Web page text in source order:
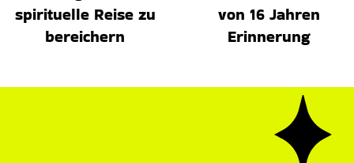
spirituelle Reise zu
bereichern
von 16 Jahren
Erinnerung